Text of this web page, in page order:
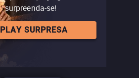
surpreenda-se!
PLAY SURPRESA